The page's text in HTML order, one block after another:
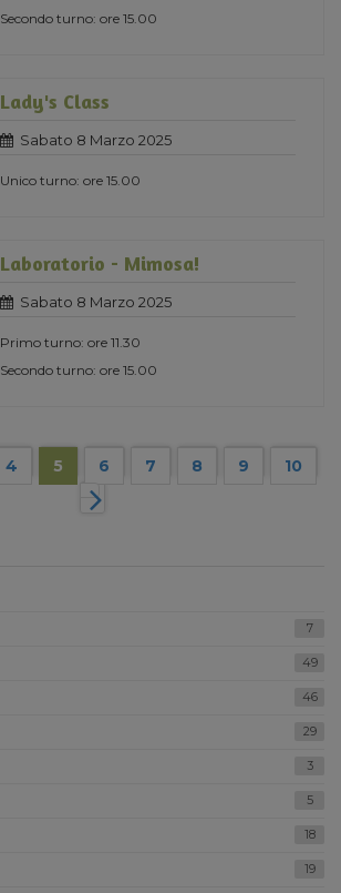
Secondo turno: ore 15.00
Lady's Class
Sabato 8 Marzo 2025
Unico turno: ore 15.00
Laboratorio - Mimosa!
Sabato 8 Marzo 2025
Primo turno: ore 11.30
Secondo turno: ore 15.00
4 5 6 7 8 9 10
7
49
46
29
3
5
18
19